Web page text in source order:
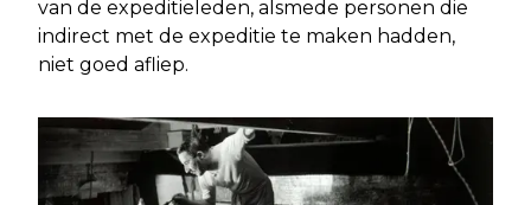
van de expeditieleden, alsmede personen die
indirect met de expeditie te maken hadden,
niet goed afliep.